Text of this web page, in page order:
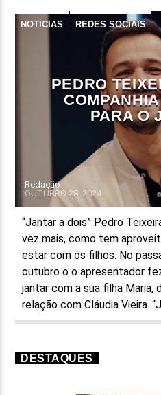
NOTÍCIAS REDES SOCIAIS
PEDRO
PARA O
Redação
OUTUBRO 28, 2024
“Jantar a dois” Pedro
vez mais, como tem
estar com os filhos. No
outubro o o apresentador
jantar com a sua filha Maria,
relação com Cláudia Vieira.
DESTAQUES